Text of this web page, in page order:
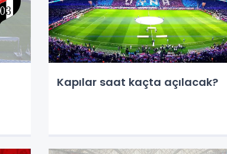
Kapılar saat kaçta açılacak?